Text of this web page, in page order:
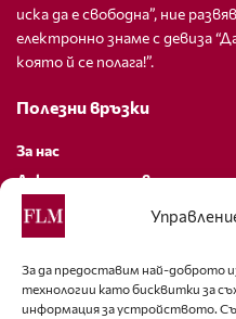
За да предоставим най-доброто
технологии като бисквитки за
информация за устройството.
иска да е свободна”, ние
електронно знаме с девиза
която й се полага!”.
Полезни връзки
За нас
Декларация за
Политика за бисквитки
За контакти
editor@fashion-lifestyle.net